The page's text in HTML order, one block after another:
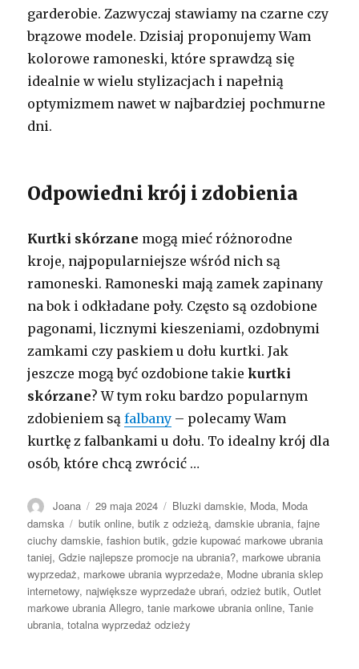
garderobie. Zazwyczaj stawiamy na czarne czy
brązowe modele. Dzisiaj proponujemy Wam
kolorowe ramoneski, które sprawdzą się
idealnie w wielu stylizacjach i napełnią
optymizmem nawet w najbardziej pochmurne
dni.
Odpowiedni krój i zdobienia
Kurtki skórzane mogą mieć różnorodne
kroje, najpopularniejsze wśród nich są
ramoneski. Ramoneski mają zamek zapinany
na bok i odkładane poły. Często są ozdobione
pagonami, licznymi kieszeniami, ozdobnymi
zamkami czy paskiem u dołu kurtki. Jak
jeszcze mogą być ozdobione takie kurtki
skórzane? W tym roku bardzo popularnym
zdobieniem sąfalbany – polecamy Wam
kurtkę z falbankami u dołu. To idealny krój dla
osób, które chcą zwrócić …
Autor
Joana Opublikowano
29 maja 2024 Kategorie
Bluzki damskie, Moda, Moda
damska
Tagi
butik online,butik z odzieżą,damskie ubrania,fajne
ciuchy damskie,fashion butik,gdzie kupować markowe ubrania
taniej,Gdzie najlepsze promocje na ubrania?, markowe ubrania
wyprzedaż, markowe ubrania wyprzedaże, Modne ubrania sklep
internetowy, największe wyprzedaże ubrań,odzież butik,Outlet
markowe ubrania Allegro,tanie markowe ubrania online,Tanie
ubrania,totalna wyprzedaż odzieży